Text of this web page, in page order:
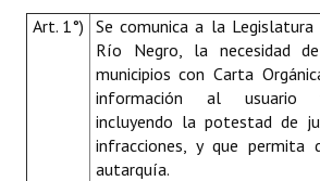
Art. 1°) Se comunica a la
Río Negro, la necesidad
municipios con Carta
información al usuario
incluyendo la potestad de
infracciones, y que permita
autarquía.